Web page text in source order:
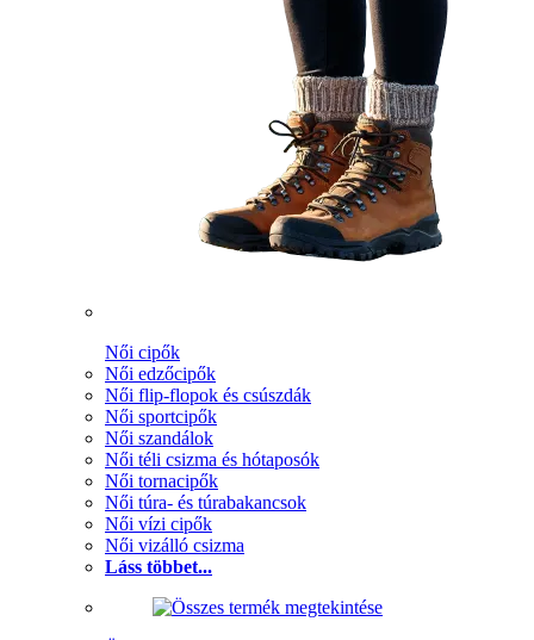
Női cipők
Női edzőcipők
Női flip-flopok és csúszdák
Női sportcipők
Női szandálok
Női téli csizma és hótaposók
Női tornacipők
Női túra- és túrabakancsok
Női vízi cipők
Női vizálló csizma
Láss többet...